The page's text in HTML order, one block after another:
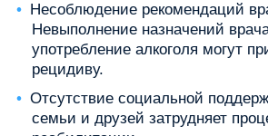
Несоблюдение рекомендаций
Невыполнение назначений
употребление алкоголя могут
рецидиву.
Отсутствие социальной
семьи и друзей затрудняет